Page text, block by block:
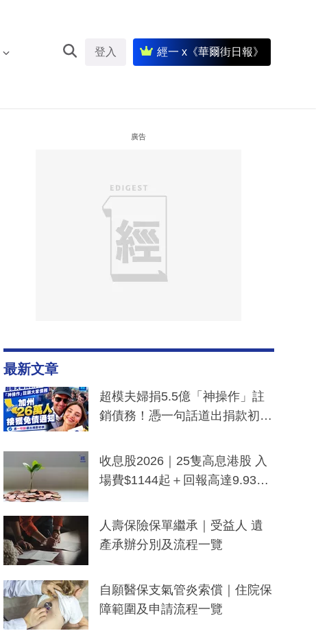
登入 經一 x《華爾街日報》
廣告
最新文章
超模夫婦捐5.5億「神操作」註
銷債務！憑一句話道出捐款初
一度被誤當詐騙手段
收息股2026｜25隻高息港股 入
場費$1144起＋回報高達9.93
人壽保險保單繼承｜受益人 遺
產承辦分別及流程一覽
自願醫保支氣管炎索償｜住院保
障範圍及申請流程一覽